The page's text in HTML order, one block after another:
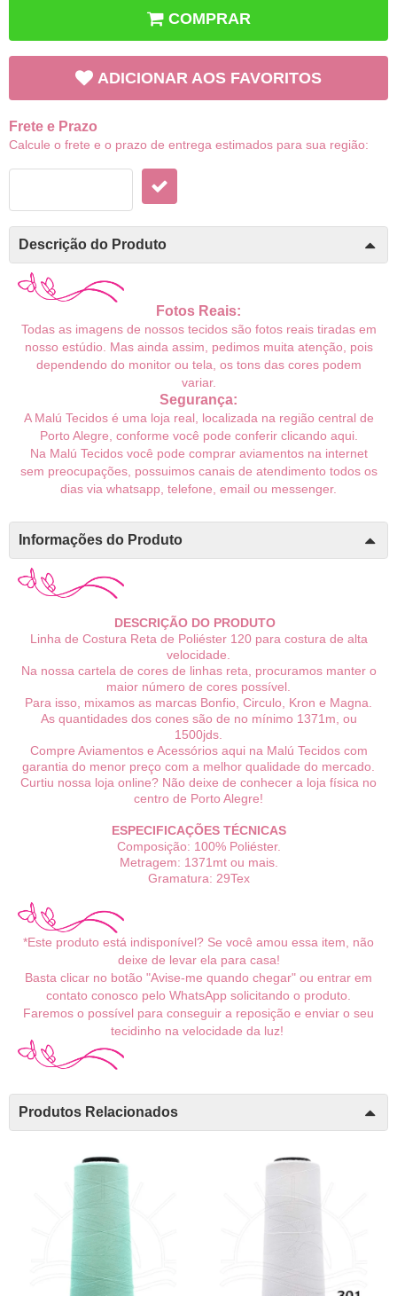
COMPRAR
ADICIONAR AOS FAVORITOS
Frete e Prazo
Calcule o frete e o prazo de entrega estimados para sua região:
Descrição do Produto
Fotos Reais:
Todas as imagens de nossos tecidos são fotos reais tiradas em
nosso estúdio. Mas ainda assim, pedimos muita atenção, pois
dependendo do monitor ou tela, os tons das cores podem
variar.
Segurança:
A Malú Tecidos é uma loja real, localizada na região central de
Porto Alegre, conforme você pode conferir clicando aqui.
Na Malú Tecidos você pode comprar aviamentos na internet
sem preocupações, possuimos canais de atendimento todos os
dias via whatsapp, telefone, email ou messenger.
Informações do Produto
DESCRIÇÃO DO PRODUTO
Linha de Costura Reta de Poliéster 120 para costura de alta
velocidade.
Na nossa cartela de cores de linhas reta, procuramos manter o
maior número de cores possível.
Para isso, mixamos as marcas Bonfio, Circulo, Kron e Magna.
As quantidades dos cones são de no mínimo 1371m, ou
1500jds.
Compre Aviamentos e Acessórios aqui na Malú Tecidos com
garantia do menor preço com a melhor qualidade do mercado.
Curtiu nossa loja online? Não deixe de conhecer a loja física no
centro de Porto Alegre!
ESPECIFICAÇÕES TÉCNICAS
Composição: 100% Poliéster.
Metragem: 1371mt ou mais.
Gramatura: 29Tex
*Este produto está indisponível? Se você amou essa item, não
deixe de levar ela para casa!
Basta clicar no botão "Avise-me quando chegar" ou entrar em
contato conosco pelo WhatsApp solicitando o produto.
Faremos o possível para conseguir a reposição e enviar o seu
tecidinho na velocidade da luz!
Produtos Relacionados